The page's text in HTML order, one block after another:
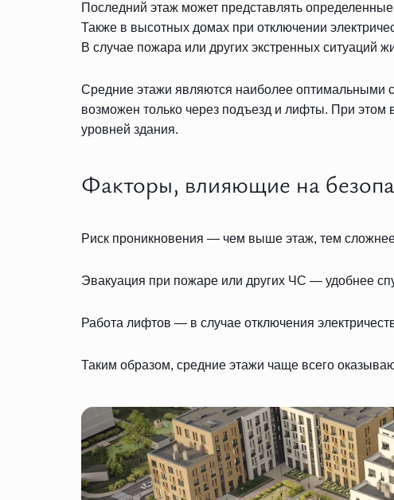
Последний этаж может представлять
Также в высотных домах при отключении
В случае пожара или других экстренных ситуаций
Средние этажи являются наиболее оптимальными
возможен только через подъезд и лифты. При этом
уровней здания.
Факторы, влияющие на
Риск проникновения — чем выше этаж, тем
Эвакуация при пожаре или других ЧС — удобнее
Работа лифтов — в случае отключения
Таким образом, средние этажи чаще всего